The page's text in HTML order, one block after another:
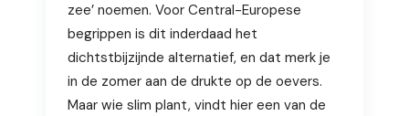
zee’ noemen. Voor Central-Europese
begrippen is dit inderdaad het
dichtstbijzijnde alternatief, en dat merk je
in de zomer aan de drukte op de oevers.
Maar wie slim plant, vindt hier een van de